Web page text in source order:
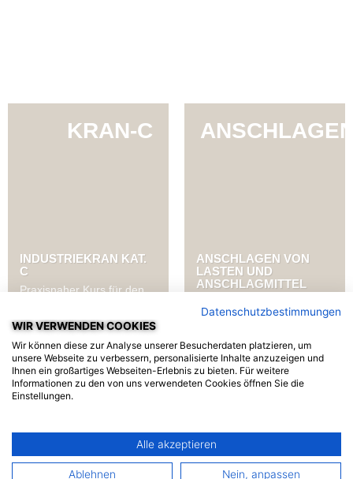
KRAN-C
INDUSTRIEKRAN KAT.
C
Praxisnaher Kurs für den sicheren Einsatz von Industriekran C – vom Bedienen bis zum fachgerechten Anschlagen von Lasten.
WÄHLEN ▸
ANSCHLAGEN VON
LASTEN UND
ANSCHLAGMITTEL
WÄHLEN ▸
DRIVING GRAUBÜNDEN
Industrie Ost 2
7408 Cazis
Datenschutz
Datenschutzbestimmungen
WIR VERWENDEN COOKIES
Wir können diese zur Analyse unserer Besucherdaten platzieren, um
unsere Webseite zu verbessern, personalisierte Inhalte anzuzeigen und
Ihnen ein großartiges Webseiten-Erlebnis zu bieten. Für weitere
Informationen zu den von uns verwendeten Cookies öffnen Sie die
Einstellungen.
Alle akzeptieren
Ablehnen Nein, anpassen